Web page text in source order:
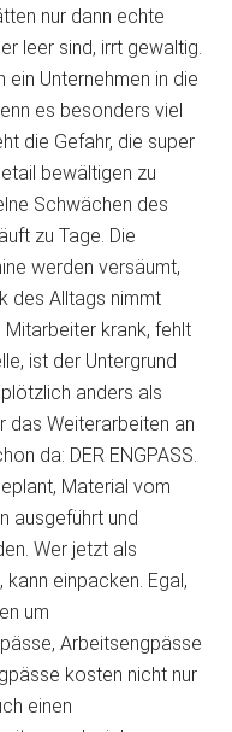
nur dann echte
leer sind, irrt gewaltig.
Unternehmen in die
es besonders viel
die Gefahr, die super
bewältigen zu
Schwächen des
zu Tage. Die
werden versäumt,
des Alltags nimmt
Mitarbeiter krank, fehlt
ist der Untergrund
anders als
Weiterarbeiten an
da: DER ENGPASS.
Material vom
ausgeführt und
Wer jetzt als
einpacken. Egal,
um
Arbeitsengpässe
kosten nicht nur
einen